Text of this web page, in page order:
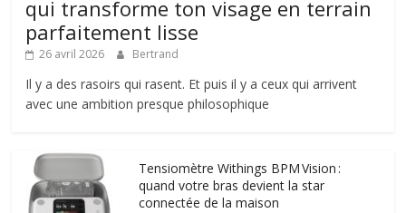
qui transforme ton visage en terrain
parfaitement lisse
26 avril 2026 Bertrand
Il y a des rasoirs qui rasent. Et puis il y a ceux qui arrivent
avec une ambition presque philosophique
Tensiomètre Withings BPM Vision :
quand votre bras devient la star
connectée de la maison